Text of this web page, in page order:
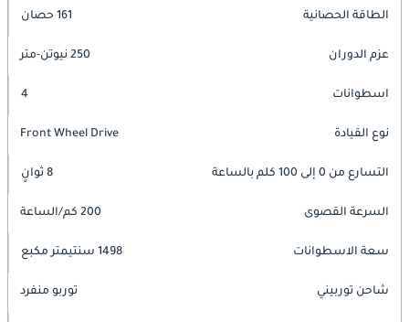
الطاقة الحصانية 161 حصان
عزم الدوران 250 نيوتن-متر
اسطوانات 4
نوع القيادة Front Wheel Drive
التسارع من 0 إلى 100 كلم بالساعة 8 ثوانٍ
السرعة القصوى 200 كم/الساعة
سعة الاسطوانات 1498 سنتيمتر مكبع
شاحن توربيني توربو منفرد